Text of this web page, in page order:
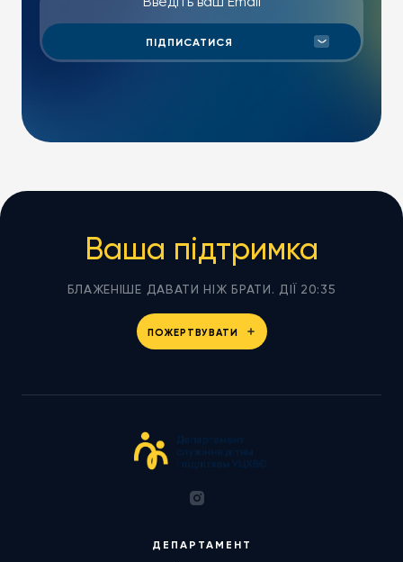
Ваша підтримка
БЛАЖЕНІШЕ ДАВАТИ НІЖ БРАТИ. ДІЇ 20:35
ПОЖЕРТВУВАТИ
ДЕПАРТАМЕНТ